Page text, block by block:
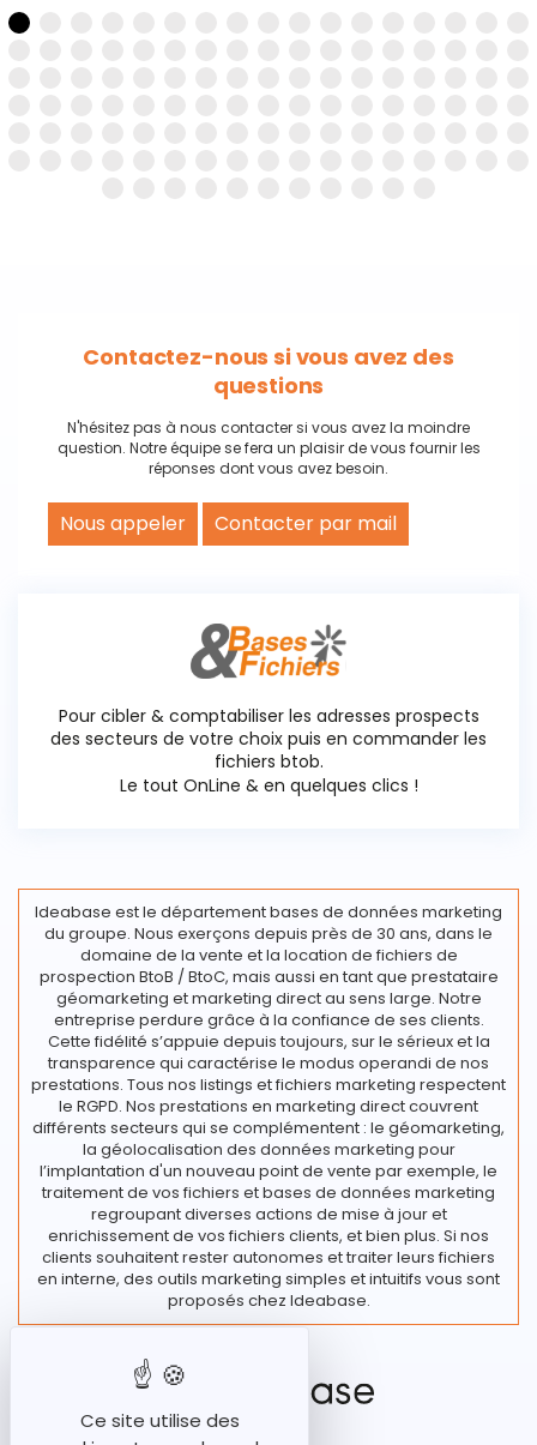
Contactez-nous si vous avez des
questions
N'hésitez pas à nous contacter si vous avez la moindre
question. Notre équipe se fera un plaisir de vous fournir les
réponses dont vous avez besoin.
Nous appeler Contacter par mail
Pour cibler & comptabiliser les adresses prospects
des secteurs de votre choix puis en commander les
fichiers btob.
Le tout OnLine & en quelques clics !
Ideabase est le département bases de données marketing
du groupe. Nous exerçons depuis près de 30 ans, dans le
domaine de la vente et la location de fichiers de
prospection BtoB / BtoC, mais aussi en tant que prestataire
géomarketing et marketing direct au sens large. Notre
entreprise perdure grâce à la confiance de ses clients.
Cette fidélité s’appuie depuis toujours, sur le sérieux et la
transparence qui caractérise le modus operandi de nos
prestations. Tous nos listings et fichiers marketing respectent
le RGPD. Nos prestations en marketing direct couvrent
différents secteurs qui se complémentent : le géomarketing,
la géolocalisation des données marketing pour
l’implantation d'un nouveau point de vente par exemple, le
traitement de vos fichiers et bases de données marketing
regroupant diverses actions de mise à jour et
enrichissement de vos fichiers clients, et bien plus. Si nos
clients souhaitent rester autonomes et traiter leurs fichiers
en interne, des outils marketing simples et intuitifs vous sont
proposés chez Ideabase.
Ce site utilise des